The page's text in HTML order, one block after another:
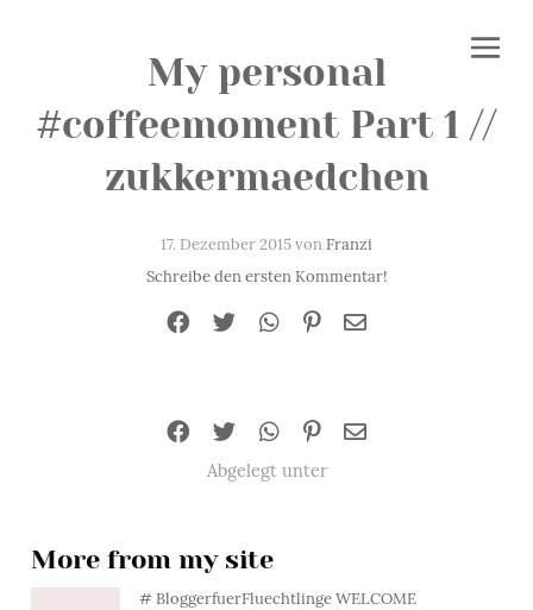
My personal
#coffeemoment Part 1 //
zukkermaedchen
17. Dezember 2015 vonFranzi
Schreibe den ersten Kommentar!
Abgelegt unter
More from my site
# BloggerfuerFluechtlinge WELCOME